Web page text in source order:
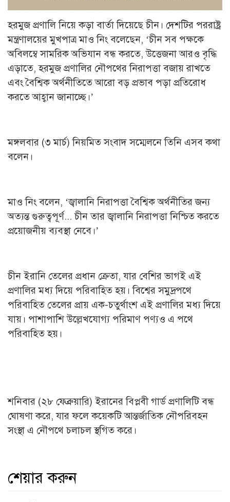
হরমুজ প্রণালি নিয়ে কড়া বার্তা দিয়েছে চীন। দেশটির পররাষ্ট্র
মন্ত্রণালয়ের মুখপাত্র মাও নিং বলেছেন, ‘চীন সব পক্ষকে
অবিলম্বে সামরিক অভিযান বন্ধ করতে, উত্তেজনা আরও বৃদ্ধি
এড়াতে, হরমুজ প্রণালির নৌপথের নিরাপত্তা বজায় রাখতে
এবং বৈশ্বিক অর্থনীতিতে আরো বড় প্রভাব পড়া প্রতিরোধ
করতে আহ্বান জানাচ্ছে।’
মঙ্গলবার (৩ মার্চ) নিয়মিত সংবাদ সম্মেলনে তিনি এসব কথা
বলেন।
মাও নিং বলেন, ‘জ্বালানি নিরাপত্তা বৈশ্বিক অর্থনীতির জন্য
অত্যন্ত গুরুত্বপূর্ণ... চীন তার জ্বালানি নিরাপত্তা নিশ্চিত করতে
প্রয়োজনীয় ব্যবস্থা নেবে।’
চীন ইরানি তেলের প্রধান ক্রেতা, যার বেশির ভাগই এই
প্রণালির মধ্য দিয়ে পরিবাহিত হয়। বিশ্বের সমুদ্রপথে
পরিবাহিত তেলের প্রায় এক-চতুর্থাংশ এই প্রণালির মধ্য দিয়ে
যায়। পাশাপাশি উল্লেখযোগ্য পরিমাণ পণ্যও এ পথে
পরিবাহিত হয়।
শনিবার (২৮ ফেব্রুয়ারি) ইরানের বিপ্লবী গার্ড প্রণালিটি বন্ধ
ঘোষণা করে, যার ফলে কয়েকটি আন্তর্জাতিক নৌপরিবহন
সংস্থা এ নৌপথে চলাচল স্থগিত করে।
শেয়ার করুন